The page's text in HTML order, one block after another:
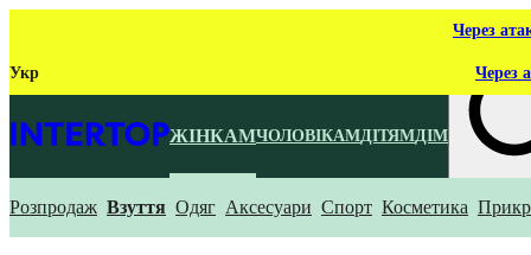
Через
Укр Через
ЖІНКАМЧОЛОВІКАМДІТЯМДІМ
Що ти
Розпродаж Взуття Одяг Аксесуари Спорт Косметика